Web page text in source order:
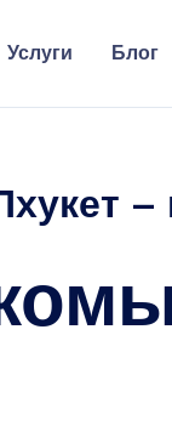
Услуги Блог
–